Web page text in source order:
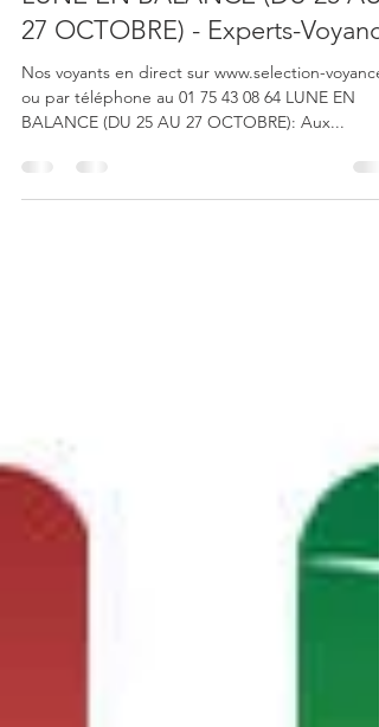
LUNE EN BALANCE (DU 25 AU
27 OCTOBRE) - Experts-
Nos voyants en direct sur www.selection-
BALANCE (DU 25 AU 27 OCTOBRE): Aux...